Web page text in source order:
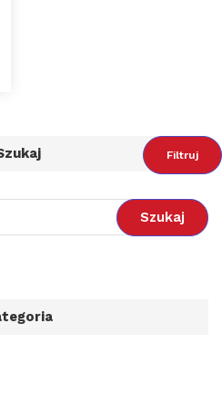
Szukaj
Filtruj